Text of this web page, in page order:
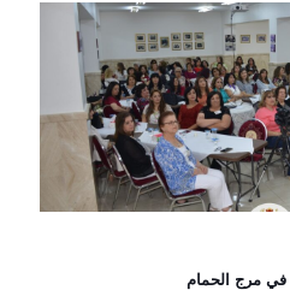
في مرج الحمام